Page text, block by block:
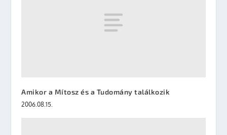
Amikor a Mítosz és a Tudomány találkozik
2006.08.15.